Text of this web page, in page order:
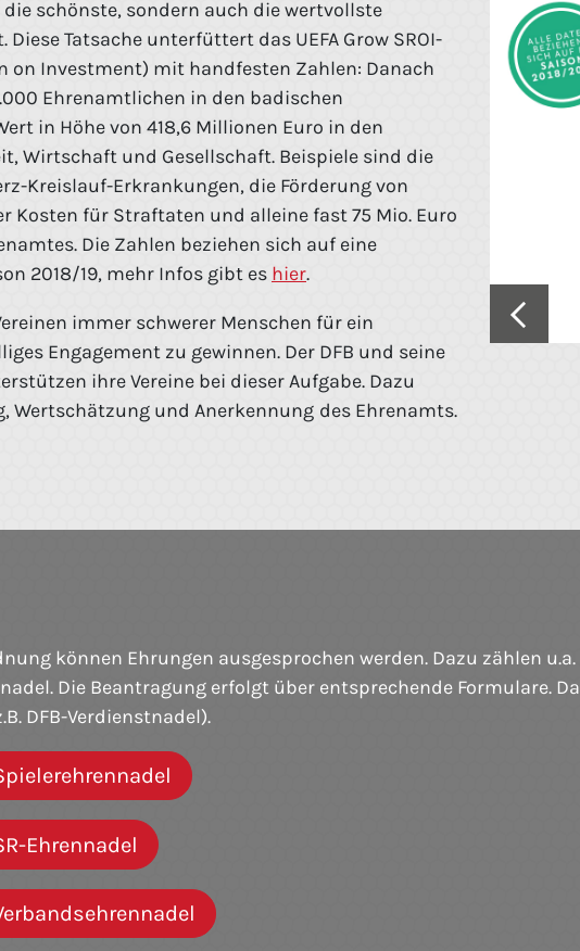
schönste, sondern auch die wertvollste
Diese Tatsache unterfüttert das UEFA Grow SROI-
on Investment) mit handfesten Zahlen: Danach
Ehrenamtlichen in den badischen
in Höhe von 418,6 Millionen Euro in den
Wirtschaft und Gesellschaft. Beispiele sind die
Kreislauf-Erkrankungen, die Förderung von
Kosten für Straftaten und alleine fast 75 Mio. Euro
Die Zahlen beziehen sich auf eine
2018/19, mehr Infos gibt es hier.
immer schwerer Menschen für ein
Engagement zu gewinnen. Der DFB und seine
ihre Vereine bei dieser Aufgabe. Dazu
Wertschätzung und Anerkennung des Ehrenamts.
können Ehrungen ausgesprochen werden. Dazu zählen
Die Beantragung erfolgt über entsprechende Formulare.
DFB-Verdienstnadel).
Ehrennadel